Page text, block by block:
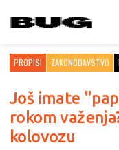
PROPISI ZAKONODAVSTVO
Još imate
rokom
kolovozu